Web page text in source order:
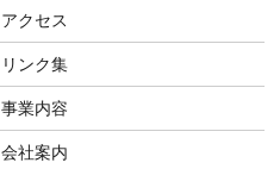
アクセス
リンク集
事業内容
会社案内